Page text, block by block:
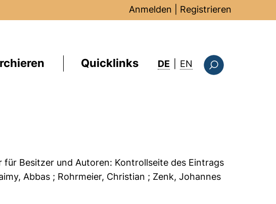
Anmelden Registrieren
Quicklinks DE EN : this page in
für Besitzer und Autoren: Kontrollseite des Eintrags
Abbas ; Rohrmeier, Christian ; Zenk, Johannes